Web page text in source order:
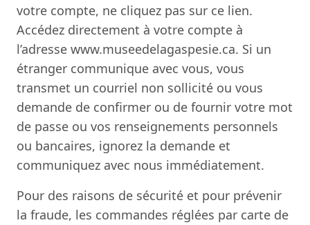
votre compte, ne cliquez pas sur ce lien.
Accédez directement à votre compte à
l’adresse www.museedelagaspesie.ca. Si un
étranger communique avec vous, vous
transmet un courriel non sollicité ou vous
demande de confirmer ou de fournir votre mot
de passe ou vos renseignements personnels
ou bancaires, ignorez la demande et
communiquez avec nous immédiatement.
Pour des raisons de sécurité et pour prévenir
la fraude, les commandes réglées par carte de